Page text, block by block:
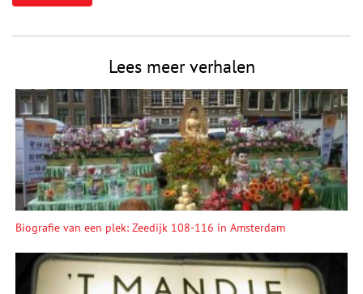
Lees meer verhalen
Biografie van een plek: Zeedijk 108-116 in Amsterdam